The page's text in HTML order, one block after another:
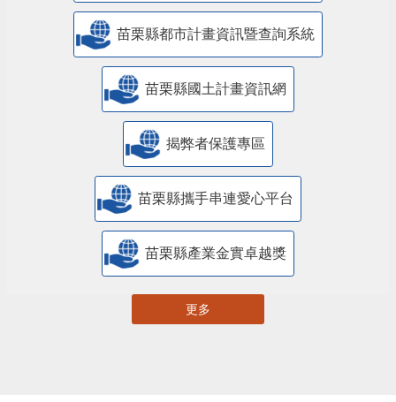
苗栗縣都市計畫資訊暨查詢系統
苗栗縣國土計畫資訊網
揭弊者保護專區
苗栗縣攜手串連愛心平台
苗栗縣產業金實卓越獎
更多